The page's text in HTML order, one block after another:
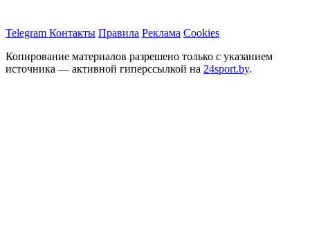
Telegram Контакты Правила Реклама Cookies
Копирование материалов разрешено только с указанием
источника — активной гиперссылкой на 24sport.by.